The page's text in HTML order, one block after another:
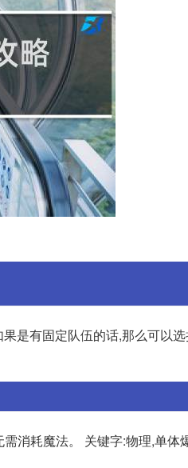
是有固定队伍的话,那么可以
消耗魔法。 关键字:物理,单体